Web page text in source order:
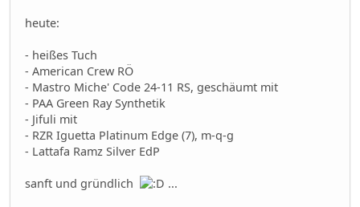
heute:
- heißes Tuch
- American Crew RÖ
- Mastro Miche' Code 24-11 RS, geschäumt mit
- PAA Green Ray Synthetik
- Jifuli mit
- RZR Iguetta Platinum Edge (7), m-q-g
- Lattafa Ramz Silver EdP
sanft und gründlich ...